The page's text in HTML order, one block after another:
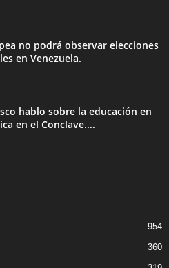
no podrá observar elecciones
en Venezuela.
hablo sobre la educación en
en el Conclave....
954
360